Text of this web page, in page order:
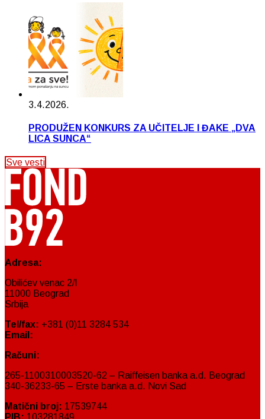
3.4.2026.
PRODUŽEN KONKURS ZA UČITELJE I ĐAKE „DVA
LICA SUNCA“
Sve vesti
Adresa:
Obilićev venac 2/I
11000 Beograd
Srbija
Tel/fax: +381 (0)11 3284 534
Email:
Računi:
265-1100310003520-62 – Raiffeisen banka a.d. Beograd
340-36233-65 – Erste banka a.d. Novi Sad
Matični broj: 17539744
PIB: 103281849